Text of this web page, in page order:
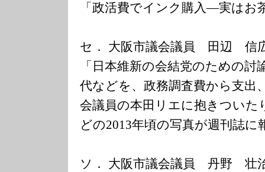
「政活費でインク購入―実はお
セ． 大阪市議会議員 田辺 信
「日本維新の会結党のための討
代などを、政務調査費から支出
会議員の本田リエに抱きついた
どの2013年頃の写真が週刊誌に
ソ． 大阪市議会議員 丹野 壮